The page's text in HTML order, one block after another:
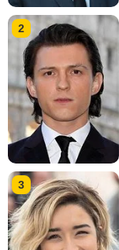
2
3